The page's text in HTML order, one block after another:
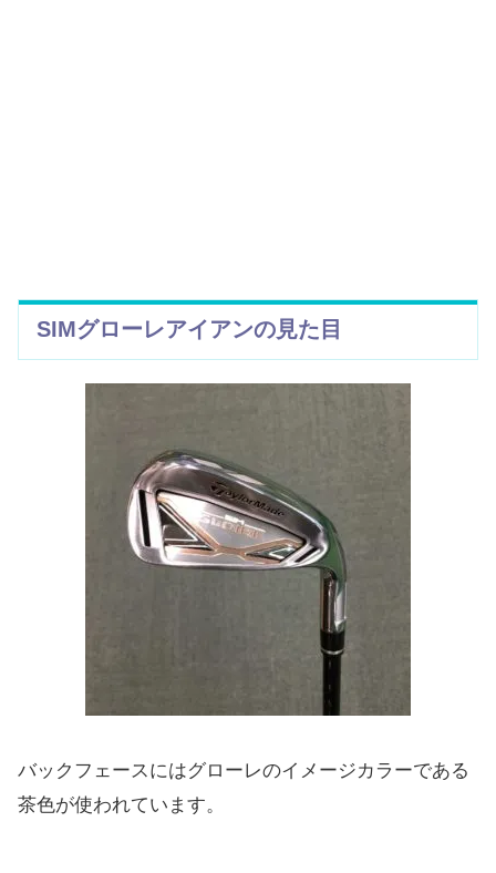
SIMグローレアイアンの見た目
バックフェースにはグローレのイメージカラーである
茶色が使われています。